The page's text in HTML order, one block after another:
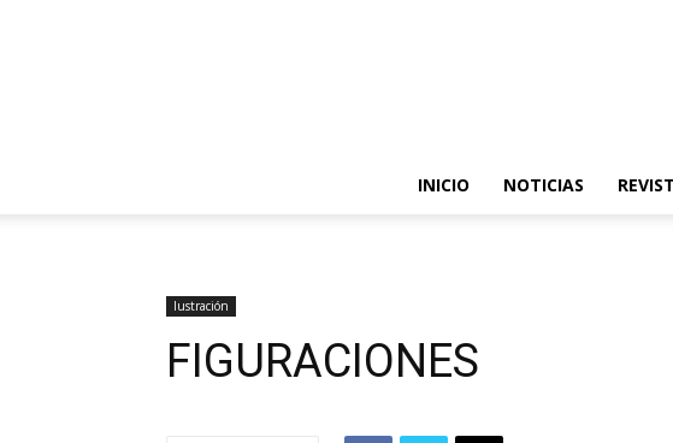
INICIO NOTICIAS
Iustración
FIGURACIONES